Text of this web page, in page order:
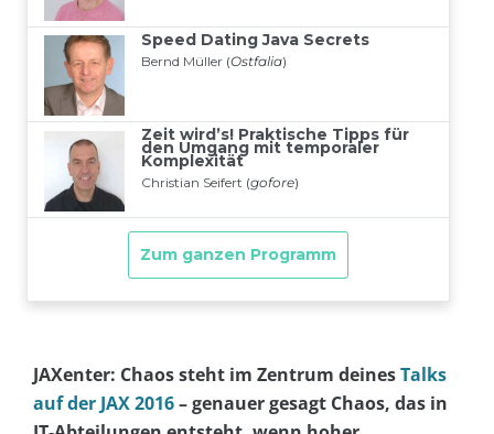
JAXenter: Chaos steht im Zentrum deinesTalks
auf der JAX 2016– genauer gesagt Chaos, das in